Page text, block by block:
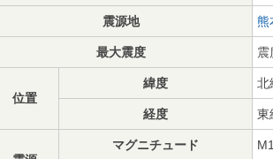
震源地 熊
最大震度 震
位置
緯度 北
経度 東
マグニチュード